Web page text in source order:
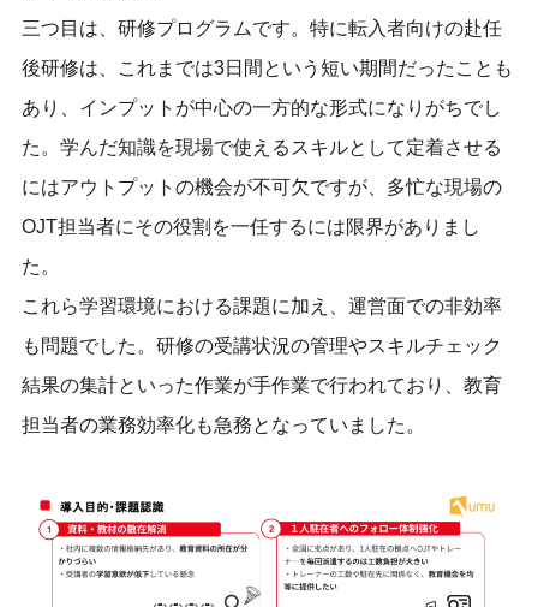
三つ目は、研修プログラムです。 特に転入者向けの赴任
後研修は 、これまでは3日間という短い期間だったことも
あり、 インプットが中心の一方的な形式になりがちでし
た。学んだ知識を現場で使えるスキルとして定着させる
にはアウトプットの機会が不可欠ですが、多忙な現場の
OJT担当者にその役割を一任するには限界があり まし
た。
これら学習環境における課題に加え、運営面での非効率
も問題でした。 研修の受講状況の管理やスキルチェック
結果の集計といった作業が手作業で行われており、教育
担当者の業務効率化も急務となっていました。